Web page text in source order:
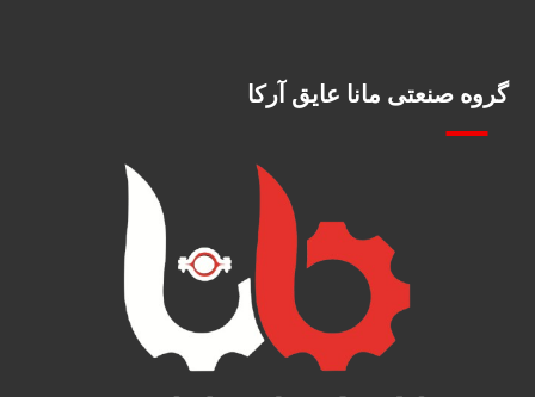
گروه صنعتی مانا عایق آرکا